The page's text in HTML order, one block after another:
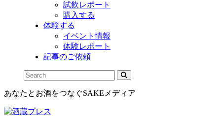
試飲レポート
購入する
体験する
イベント情報
体験レポート
記事のご依頼
あなたとお酒をつなぐSAKEメディア